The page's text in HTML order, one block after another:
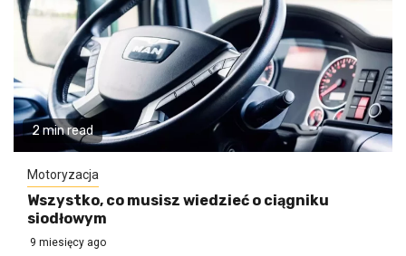
2 min read
Motoryzacja
Wszystko, co musisz wiedzieć o ciągniku
siodłowym
9 miesięcy ago